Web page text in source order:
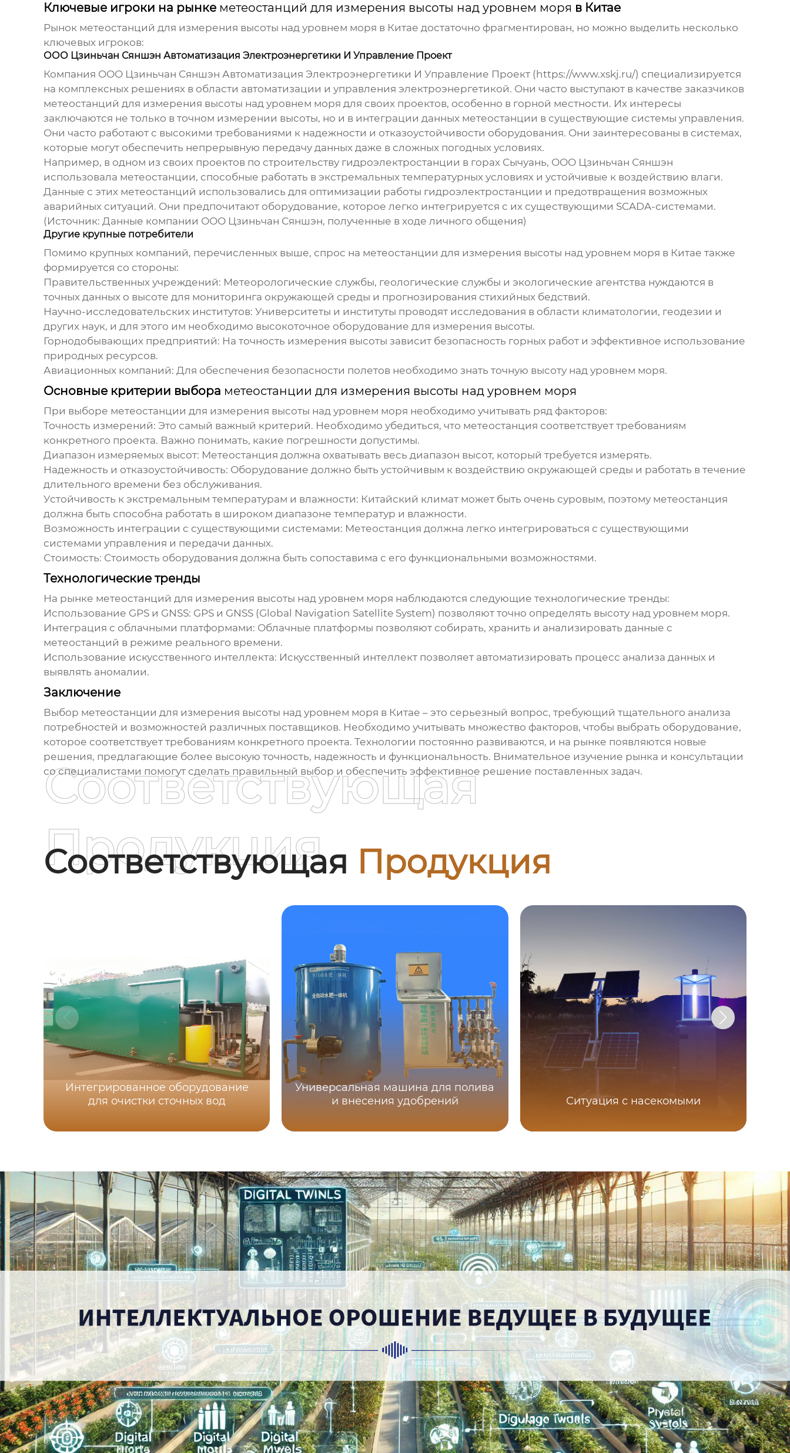
Ключевые игроки на рынке метеостанций для измерения высоты над уровнем моря в Китае
Рынок метеостанций для измерения высоты над уровнем моря в Китае достаточно фрагментирован, но можно выделить несколько
ключевых игроков:
ООО Цзиньчан Сяншэн Автоматизация Электроэнергетики И Управление Проект
Компания ООО Цзиньчан Сяншэн Автоматизация Электроэнергетики И Управление Проект (https://www.xskj.ru/) специализируется
на комплексных решениях в области автоматизации и управления электроэнергетикой. Они часто выступают в качестве заказчиков
метеостанций для измерения высоты над уровнем моря для своих проектов, особенно в горной местности. Их интересы
заключаются не только в точном измерении высоты, но и в интеграции данных метеостанции в существующие системы управления.
Они часто работают с высокими требованиями к надежности и отказоустойчивости оборудования. Они заинтересованы в системах,
которые могут обеспечить непрерывную передачу данных даже в сложных погодных условиях.
Например, в одном из своих проектов по строительству гидроэлектростанции в горах Сычуань, ООО Цзиньчан Сяншэн
использовала метеостанции, способные работать в экстремальных температурных условиях и устойчивые к воздействию влаги.
Данные с этих метеостанций использовались для оптимизации работы гидроэлектростанции и предотвращения возможных
аварийных ситуаций. Они предпочитают оборудование, которое легко интегрируется с их существующими SCADA-системами.
(Источник: Данные компании ООО Цзиньчан Сяншэн, полученные в ходе личного общения)
Другие крупные потребители
Помимо крупных компаний, перечисленных выше, спрос на метеостанции для измерения высоты над уровнем моря в Китае также
формируется со стороны:
Правительственных учреждений: Метеорологические службы, геологические службы и экологические агентства нуждаются в
точных данных о высоте для мониторинга окружающей среды и прогнозирования стихийных бедствий.
Научно-исследовательских институтов: Университеты и институты проводят исследования в области климатологии, геодезии и
других наук, и для этого им необходимо высокоточное оборудование для измерения высоты.
Горнодобывающих предприятий: На точность измерения высоты зависит безопасность горных работ и эффективное использование
природных ресурсов.
Авиационных компаний: Для обеспечения безопасности полетов необходимо знать точную высоту над уровнем моря.
Основные критерии выбора метеостанции для измерения высоты над уровнем моря
При выборе метеостанции для измерения высоты над уровнем моря необходимо учитывать ряд факторов:
Точность измерений: Это самый важный критерий. Необходимо убедиться, что метеостанция соответствует требованиям
конкретного проекта. Важно понимать, какие погрешности допустимы.
Диапазон измеряемых высот: Метеостанция должна охватывать весь диапазон высот, который требуется измерять.
Надежность и отказоустойчивость: Оборудование должно быть устойчивым к воздействию окружающей среды и работать в течение
длительного времени без обслуживания.
Устойчивость к экстремальным температурам и влажности: Китайский климат может быть очень суровым, поэтому метеостанция
должна быть способна работать в широком диапазоне температур и влажности.
Возможность интеграции с существующими системами: Метеостанция должна легко интегрироваться с существующими
системами управления и передачи данных.
Стоимость: Стоимость оборудования должна быть сопоставима с его функциональными возможностями.
Технологические тренды
На рынке метеостанций для измерения высоты над уровнем моря наблюдаются следующие технологические тренды:
Использование GPS и GNSS: GPS и GNSS (Global Navigation Satellite System) позволяют точно определять высоту над уровнем моря.
Интеграция с облачными платформами: Облачные платформы позволяют собирать, хранить и анализировать данные с
метеостанций в режиме реального времени.
Использование искусственного интеллекта: Искусственный интеллект позволяет автоматизировать процесс анализа данных и
выявлять аномалии.
Заключение
Выбор метеостанции для измерения высоты над уровнем моря в Китае – это серьезный вопрос, требующий тщательного анализа
потребностей и возможностей различных поставщиков. Необходимо учитывать множество факторов, чтобы выбрать оборудование,
которое соответствует требованиям конкретного проекта. Технологии постоянно развиваются, и на рынке появляются новые
решения, предлагающие более высокую точность, надежность и функциональность. Внимательное изучение рынка и консультации
со специалистами помогут сделать правильный выбор и обеспечить эффективное решение поставленных задач.
Соответствующая Продукция
Соответствующая
Продукция
Интегрированное оборудование
для очистки сточных вод
Универсальная машина для полива
и внесения удобрений
Ситуация с насекомыми